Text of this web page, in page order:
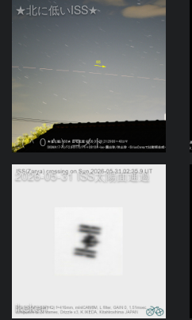
★北に低いISS★
（＾０＾）コメト
2026-05-31 ISS太陽面通過
ikeken